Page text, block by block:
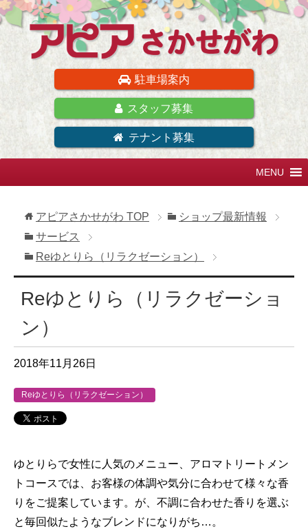
駐車場案内
スタッフ募集
テナント募集
アピアさかせがわ TOP
ショップ最新情報
サービス
Reゆとりら（リラクゼーション）
Reゆとりら（リラクゼーショ
ン）
2018年11月26日
Reゆとりら（リラクゼーション）
ゆとりらで女性に人気のメニュー、アロマトリートメン
トコースでは、お客様の体調や気分に合わせて様々な香
りをご提案しています。が、不調に合わせた香りを選ぶ
と毎回似たようなブレンドになりがち…。